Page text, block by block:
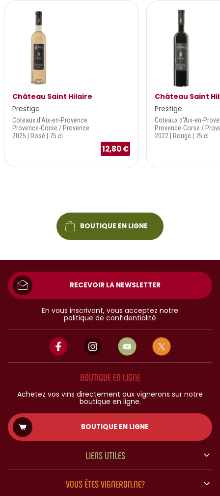
Château Saint Hilaire
Prestige
Coteaux d'Aix-en-Provence
Provence-Corse / Provence
2025 | Rosé | 75 cl
12,80 €
Château Saint
Prestige
Coteaux d'Aix-en-
Provence-Corse /
2022 | Rouge | 75 cl
BOUTIQUE EN LIGNE
RECEVOIR LA NEWSLETTER
En vous inscrivant, vous acceptez notre
politique de confidentialité
BOUTIQUE EN LIGNE
Achetez vos vins directement aux vignerons sur notre
boutique en ligne.
BOUTIQUE EN LIGNE
LIENS UTILES
VOUS ÊTES VIGNERON.NE?